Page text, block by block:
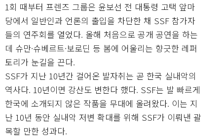
1회 때부터 프렌즈 그룹은 윤보선 전 대통령 고택 앞마
당에서 일반인과 언론의 출입을 차단한 채 SSF 참가자
들의 연주회를 열었다. 올해 처음으로 공개 공연을 하는
데 슈만·슈베르트·보로딘 등 봄에 어울리는 향긋한 레퍼
토리가 눈길을 끈다.
SSF가 지난 10년간 걸어온 발자취는 곧 한국 실내악의
역사다. 10년이면 강산도 변한다 했다. SSF는 발 빠르게
한국에 소개되지 않은 작품을 무대에 올려왔다. 이는 지
난 10년 동안 실내악 저변 확대를 위해 SSF가 이뤄낸 괄
목할 만한 성과다.